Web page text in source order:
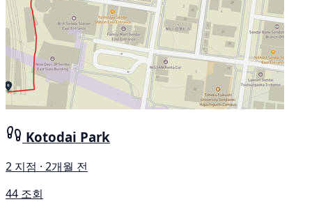
Kotodai Park
2 지점 · 2개월 전
44 조회